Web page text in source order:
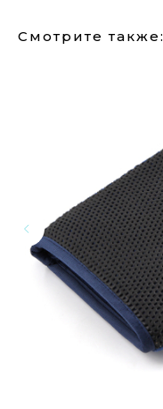
Смотрите также: